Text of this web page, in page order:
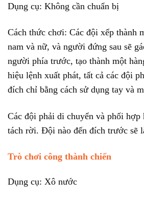
Dụng cụ: Không cần chuẩn bị
Cách thức chơi: Các đội xếp thành
nam và nữ, và người đứng sau sẽ
người phía trước, tạo thành một
hiệu lệnh xuất phát, tất cả các đội
đích chỉ bằng cách sử dụng tay và
Các đội phải di chuyển và phối hợp
tách rời. Đội nào đến đích trước sẽ
Trò chơi công thành chiến
Dụng cụ: Xô nước